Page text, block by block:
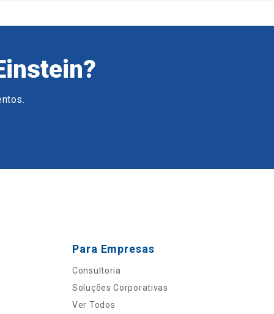
Para Empresas
Consultoria
Soluções Corporativas
Ver Todos